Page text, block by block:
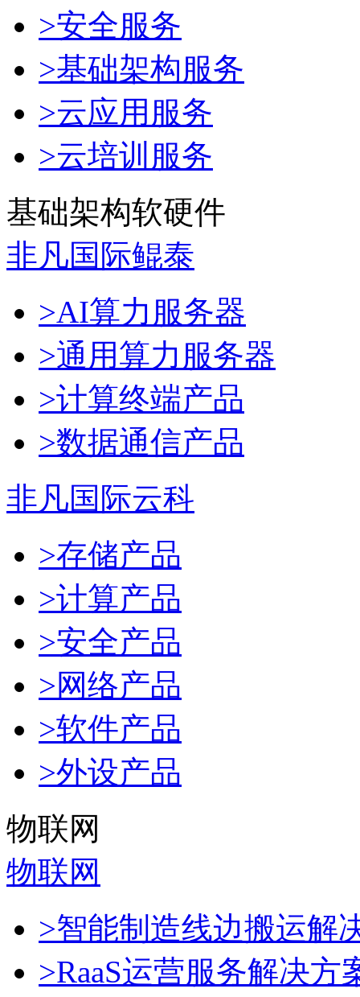
>安全服务
>基础架构服务
>云应用服务
>云培训服务
基础架构软硬件
非凡国际鲲泰
>AI算力服务器
>通用算力服务器
>计算终端产品
>数据通信产品
非凡国际云科
>存储产品
>计算产品
>安全产品
>网络产品
>软件产品
>外设产品
物联网
物联网
>智能制造线边搬运解
>RaaS运营服务解决方